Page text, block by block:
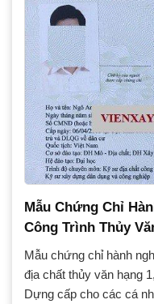
Mẫu Chứng Chỉ
Công Trình Thủy
Mẫu chứng chỉ hành
địa chất thủy văn hạng
Dựng cấp cho các cá